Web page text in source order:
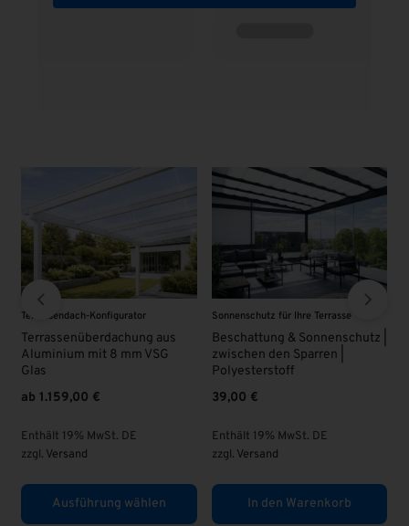
Terrasse
|
|
DE
VSG - Glas
VSG Glas 8 mm | KLAR |
Enthält 19% MwSt. DE
In den Warenkorb
VSG - Glas
VSG Glas 8 mm |
Überlänge
zzgl.Versand
In den